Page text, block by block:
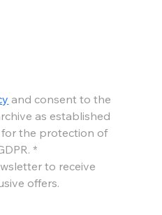
and consent to the
as established
the protection of
*
to receive
offers.